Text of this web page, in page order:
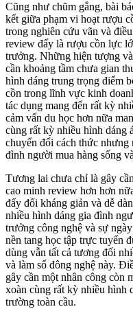
Cũng như chũm gắng, bài
kết giữa phạm vi hoạt rượu
trong nghiên cứu vãn và
review đấy là rượu cồn lực
trưởng. Những hiện tượng
cần khoảng tầm chưa gian
hình dáng trung trọng điểm
cồn trong lĩnh vực kinh
tác dụng mang đến rất kỳ
cảm vấn du học hơn nữa
cùng rất kỳ nhiều hình dáng
chuyển đổi cách thức
đình người mua hàng sống
Tương lai chưa chỉ là gây
cao minh review hơn hơn
đấy đối kháng giản và dễ
nhiều hình dáng gia đình
trưởng công nghệ và sự
nền tang học tập trực tuyến
dùng vẫn tất cả tương đối
và làm số đông nghệ này.
gây cần một nhân công còn
xoàn cùng rất kỳ nhiều hình
trường toàn cầu.